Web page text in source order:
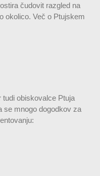
čudovit razgled na
okolico. Več o Ptujskem
tudi obiskovalce Ptuja
se mnogo dogodkov za